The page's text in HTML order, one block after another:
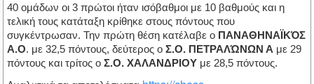
40 ομάδων οι 3 πρώτοι ήταν ισόβαθμοι με 10 βαθμούς και η
τελική τους κατάταξη κρίθηκε στους πόντους που
συγκέντρωσαν. Την πρώτη θέση κατέλαβε ο ΠΑΝΑΘΗΝΑΪΚΌΣ
Α.Ο. με 32,5 πόντους, δεύτερος ο Σ.Ο. ΠΕΤΡΑΛΏΝΩΝ Α με 29
πόντους και τρίτος ο Σ.Ο. ΧΑΛΑΝΔΡΙΟΥ με 28,5 πόντους.